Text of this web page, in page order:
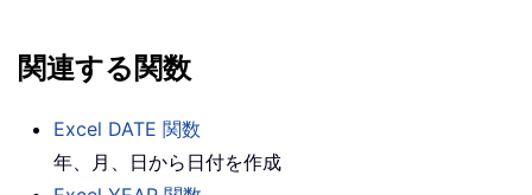
関連する関数
Excel DATE 関数
年、月、日から日付を作成